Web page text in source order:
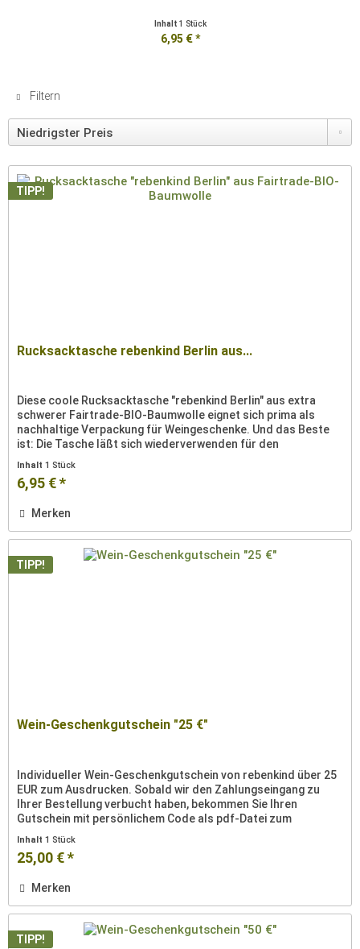
Inhalt 1 Stück
6,95 € *
Filtern
TIPP!
Rucksacktasche rebenkind Berlin aus...
Diese coole Rucksacktasche "rebenkind Berlin" aus extra
schwerer Fairtrade-BIO-Baumwolle eignet sich prima als
nachhaltige Verpackung für Weingeschenke. Und das Beste
ist: Die Tasche läßt sich wiederverwenden für den
stilsicheren...
Inhalt1 Stück
6,95 € *
Merken
TIPP!
Wein-Geschenkgutschein "25 €"
Individueller Wein-Geschenkgutschein von rebenkind über 25
EUR zum Ausdrucken. Sobald wir den Zahlungseingang zu
Ihrer Bestellung verbucht haben, bekommen Sie Ihren
Gutschein mit persönlichem Code als pdf-Datei zum
Inhalt1 Stück
25,00 € *
Merken
TIPP!